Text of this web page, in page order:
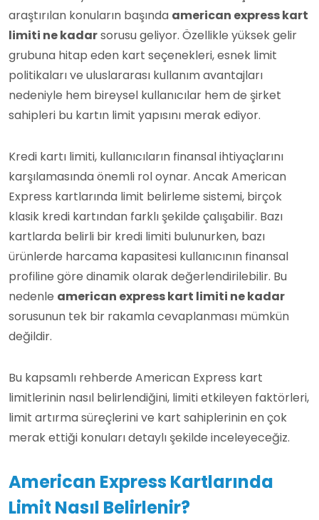
araştırılan konuların başında american express kart
limiti ne kadarsorusu geliyor. Özellikle yüksek gelir
grubuna hitap eden kart seçenekleri, esnek limit
politikaları ve uluslararası kullanım avantajları
nedeniyle hem bireysel kullanıcılar hem de şirket
sahipleri bu kartın limit yapısını merak ediyor.
Kredi kartı limiti, kullanıcıların finansal ihtiyaçlarını
karşılamasında önemli rol oynar. Ancak American
Express kartlarında limit belirleme sistemi, birçok
klasik kredi kartından farklı şekilde çalışabilir. Bazı
kartlarda belirli bir kredi limiti bulunurken, bazı
ürünlerde harcama kapasitesi kullanıcının finansal
profiline göre dinamik olarak değerlendirilebilir. Bu
nedenle american express kart limiti ne kadar
sorusunun tek bir rakamla cevaplanması mümkün
değildir.
Bu kapsamlı rehberde American Express kart
limitlerinin nasıl belirlendiğini, limiti etkileyen faktörleri,
limit artırma süreçlerini ve kart sahiplerinin en çok
merak ettiği konuları detaylı şekilde inceleyeceğiz.
American Express Kartlarında
Limit Nasıl Belirlenir?